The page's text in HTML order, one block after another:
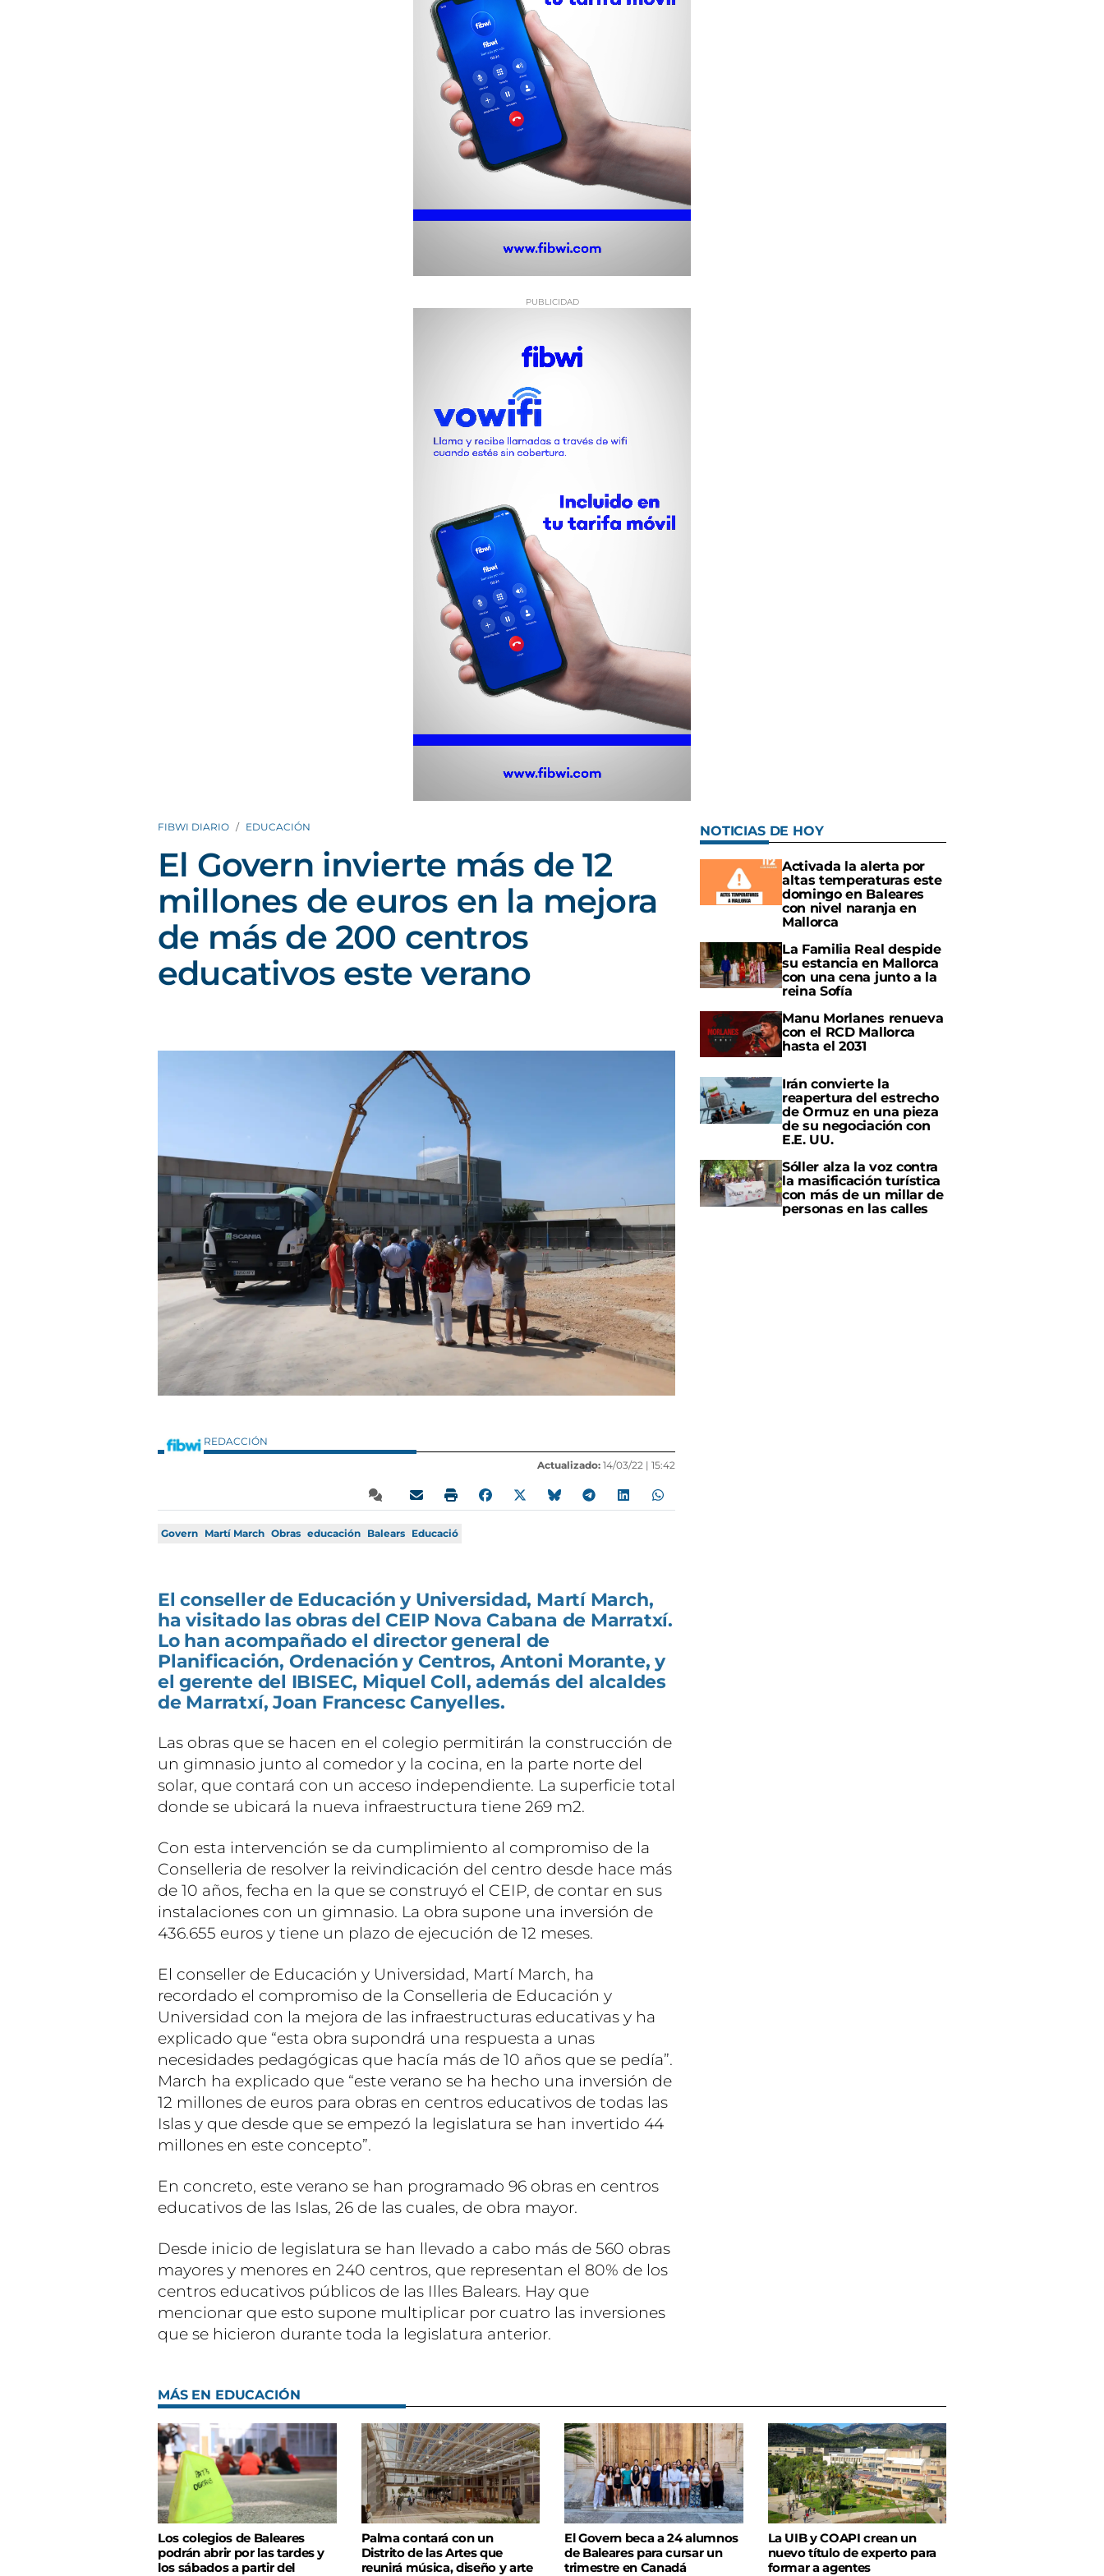
FIBWI DIARIO EDUCACIÓN
El Govern invierte más de 12
millones de euros en la mejora
de más de 200 centros
educativos este verano
REDACCIÓN
Actualizado: 14/03/22 | 15:42
Govern Martí March Obras educación Balears Educació
El conseller de Educación y Universidad, Martí March,
ha visitado las obras del CEIP Nova Cabana de Marratxí.
Lo han acompañado el director general de
Planificación, Ordenación y Centros, Antoni Morante, y
el gerente del IBISEC, Miquel Coll, además del alcaldes
de Marratxí, Joan Francesc Canyelles.
Las obras que se hacen en el colegio permitirán la construcción de
un gimnasio junto al comedor y la cocina, en la parte norte del
solar, que contará con un acceso independiente. La superficie total
donde se ubicará la nueva infraestructura tiene 269 m2.
Con esta intervención se da cumplimiento al compromiso de la
Conselleria de resolver la reivindicación del centro desde hace más
de 10 años, fecha en la que se construyó el CEIP, de contar en sus
instalaciones con un gimnasio. La obra supone una inversión de
436.655 euros y tiene un plazo de ejecución de 12 meses.
El conseller de Educación y Universidad, Martí March, ha
recordado el compromiso de la Conselleria de Educación y
Universidad con la mejora de las infraestructuras educativas y ha
explicado que “esta obra supondrá una respuesta a unas
necesidades pedagógicas que hacía más de 10 años que se pedía”.
March ha explicado que “este verano se ha hecho una inversión de
12 millones de euros para obras en centros educativos de todas las
Islas y que desde que se empezó la legislatura se han invertido 44
millones en este concepto”.
En concreto, este verano se han programado 96 obras en centros
educativos de las Islas, 26 de las cuales, de obra mayor.
Desde inicio de legislatura se han llevado a cabo más de 560 obras
mayores y menores en 240 centros, que representan el 80% de los
centros educativos públicos de las Illes Balears. Hay que
mencionar que esto supone multiplicar por cuatro las inversiones
que se hicieron durante toda la legislatura anterior.
NOTICIAS DE HOY
Activada la alerta por
altas temperaturas este
domingo en Baleares
con nivel naranja en
Mallorca
La Familia Real despide
su estancia en Mallorca
con una cena junto a la
reina Sofía
Manu Morlanes renueva
con el RCD Mallorca
hasta el 2031
Irán convierte la
reapertura del estrecho
de Ormuz en una pieza
de su negociación con
E.E. UU.
Sóller alza la voz contra
la masificación turística
con más de un millar de
personas en las calles
MÁS EN EDUCACIÓN
Los colegios de Baleares
podrán abrir por las tardes y
los sábados a partir del
Palma contará con un
Distrito de las Artes que
reunirá música, diseño y arte
El Govern beca a 24 alumnos
de Baleares para cursar un
trimestre en Canadá
La UIB y COAPI crean un
nuevo título de experto para
formar a agentes